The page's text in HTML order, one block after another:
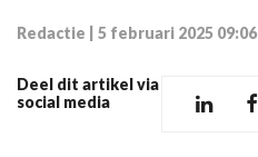
Redactie 5 februari 2025 09:06
Deel dit artikel via
social media